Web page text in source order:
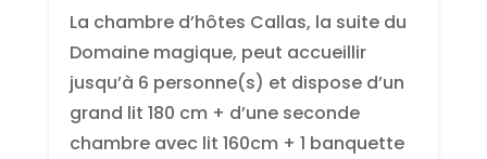
La chambre d’hôtes Callas, la suite du
Domaine magique, peut accueillir
jusqu’à 6 personne(s) et dispose d’un
grand lit 180 cm + d’une seconde
chambre avec lit 160cm + 1 banquette